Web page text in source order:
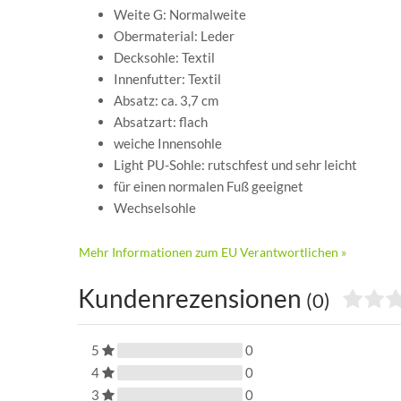
Weite G: Normalweite
Obermaterial: Leder
Decksohle: Textil
Innenfutter: Textil
Absatz: ca. 3,7 cm
Absatzart: flach
weiche Innensohle
Light PU-Sohle: rutschfest und sehr leicht
für einen normalen Fuß geeignet
Wechselsohle
Mehr Informationen zum EU Verantwortlichen »
Kundenrezensionen (0)
5
0
4
0
3
0